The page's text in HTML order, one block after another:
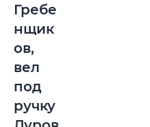
Гребе
нщик
ов,
вел
под
ручку